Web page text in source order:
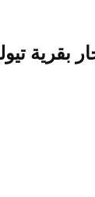
بقرية